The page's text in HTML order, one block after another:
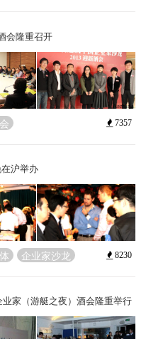
会隆重召开
7357
沪举办
企业家沙龙 8230
家（游艇之夜）酒会隆重举行